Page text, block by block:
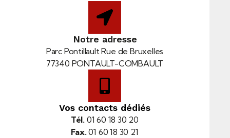
Notre adresse
Parc Pontillault Rue de Bruxelles
77340 PONTAULT-COMBAULT
Vos contacts dédiés
Tél. 01 60 18 30 20
Fax.01 60 18 30 21